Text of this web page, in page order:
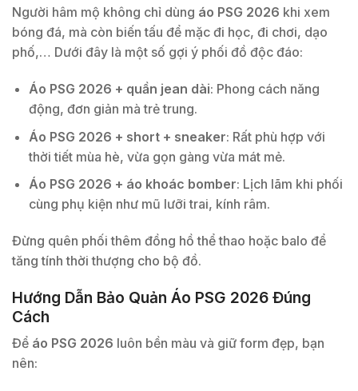
Người hâm mộ không chỉ dùng áo PSG 2026 khi xem
bóng đá, mà còn biến tấu để mặc đi học, đi chơi, dạo
phố,… Dưới đây là một số gợi ý phối đồ độc đáo:
Áo PSG 2026 + quần jean dài: Phong cách năng
động, đơn giản mà trẻ trung.
Áo PSG 2026 + short + sneaker: Rất phù hợp với
thời tiết mùa hè, vừa gọn gàng vừa mát mẻ.
Áo PSG 2026 + áo khoác bomber: Lịch lãm khi phối
cùng phụ kiện như mũ lưỡi trai, kính râm.
Đừng quên phối thêm đồng hồ thể thao hoặc balo để
tăng tính thời thượng cho bộ đồ.
Hướng Dẫn Bảo Quản Áo PSG 2026 Đúng
Cách
Để áo PSG 2026 luôn bền màu và giữ form đẹp, bạn
nên: